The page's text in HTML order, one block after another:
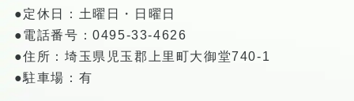
●定休日：土曜日・日曜日
●電話番号：0495-33-4626
●住所：埼玉県児玉郡上里町大御堂740-1
●駐車場：有